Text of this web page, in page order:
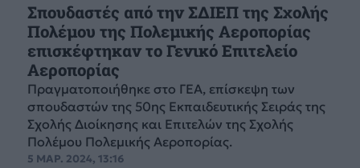
Σπουδαστές από την ΣΔΙΕΠ της Σχολής
Πολέμου της Πολεμικής Αεροπορίας
επισκέφτηκαν το Γενικό Επιτελείο
Αεροπορίας
Πραγματοποιήθηκε στο ΓΕΑ, επίσκεψη των
σπουδαστών της 50ης Εκπαιδευτικής Σειράς της
Σχολής Διοίκησης και Επιτελών της Σχολής
Πολέμου Πολεμικής Αεροπορίας.
5 ΜΑΡ. 2024, 13:16